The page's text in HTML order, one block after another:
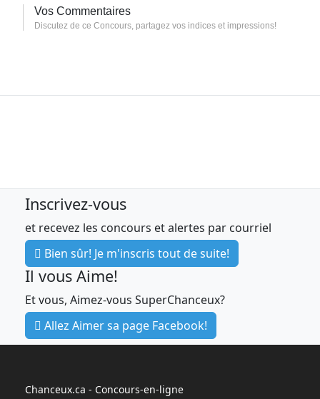
Vos Commentaires
Discutez de ce Concours, partagez vos indices et impressions!
Inscrivez-vous
et recevez les concours et alertes par courriel
Bien sûr! Je m'inscris tout de suite!
Il vous Aime!
Et vous, Aimez-vous SuperChanceux?
Allez Aimer sa page Facebook!
Chanceux.ca - Concours-en-ligne